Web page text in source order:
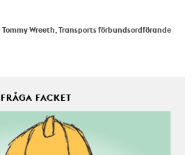
Tommy Wreeth, Transports förbundsordförande
FRÅGA FACKET